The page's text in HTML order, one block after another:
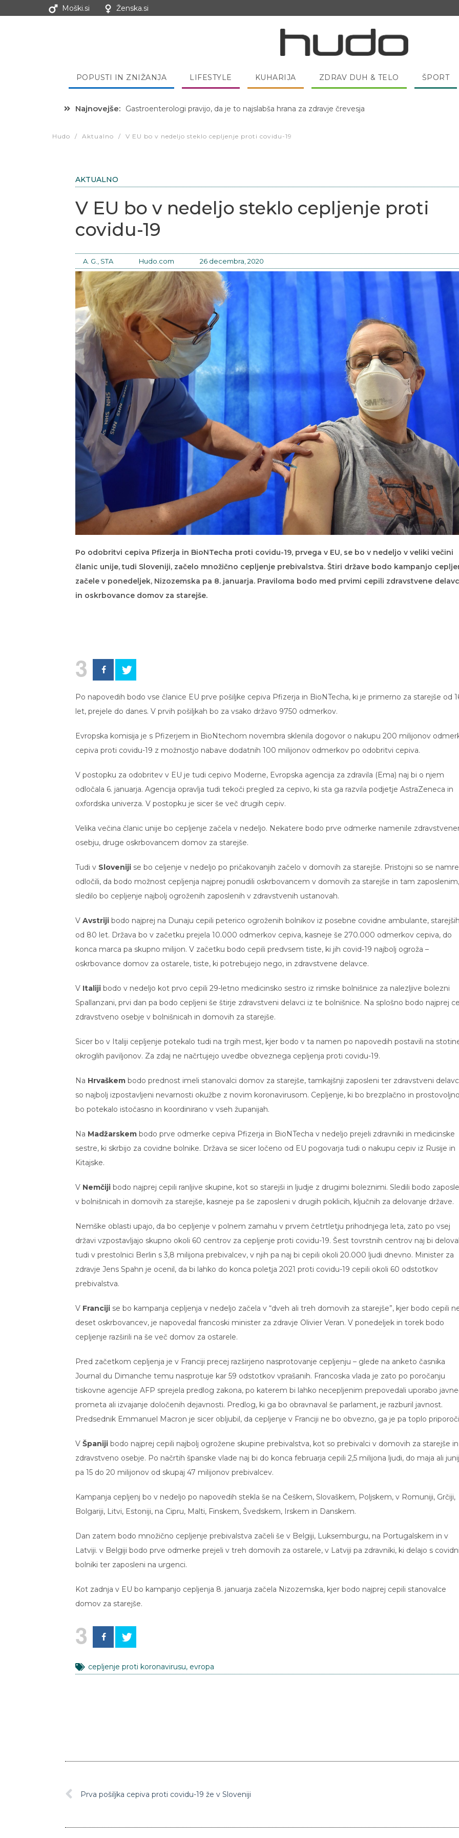
Moški.si Ženska.si
POPUSTI IN ZNIŽANJA LIFESTYLE KUHARIJA ZDRAV DUH & TELO ŠPORT
Najnovejše: Hibernacijska dieta: Zakaj je pred spanjem dobro pojesti žlico medu?
Hudo / Aktualno / V EU bo v nedeljo steklo cepljenje proti covidu-19
AKTUALNO
V EU bo v nedeljo steklo cepljenje proti
covidu-19
A. G., STA Hudo.com 26 decembra, 2020
Po odobritvi cepiva Pfizerja in BioNTecha proti covidu-19, prvega v EU, se bo v nedeljo v veliki večini
članic unije, tudi Sloveniji, začelo množično cepljenje prebivalstva. Štiri države bodo kampanjo
začele v ponedeljek, Nizozemska pa 8. januarja. Praviloma bodo med prvimi cepili zdravstvene
in oskrbovance domov za starejše.
3
Po napovedih bodo vse članice EU prve pošiljke cepiva Pfizerja in BioNTecha, ki je primerno za starejše od
let, prejele do danes. V prvih pošiljkah bo za vsako državo 9750 odmerkov.
Evropska komisija je s Pfizerjem in BioNtechom novembra sklenila dogovor o nakupu 200 milijonov
cepiva proti covidu-19 z možnostjo nabave dodatnih 100 milijonov odmerkov po odobritvi cepiva.
V postopku za odobritev v EU je tudi cepivo Moderne, Evropska agencija za zdravila (Ema) naj bi o njem
odločala 6. januarja. Agencija opravlja tudi tekoči pregled za cepivo, ki sta ga razvila podjetje AstraZeneca in
oxfordska univerza. V postopku je sicer še več drugih cepiv.
Velika večina članic unije bo cepljenje začela v nedeljo. Nekatere bodo prve odmerke namenile
osebju, druge oskrbovancem domov za starejše.
Tudi v Sloveniji se bo celjenje v nedeljo po pričakovanjih začelo v domovih za starejše. Pristojni so se
odločili, da bodo možnost cepljenja najprej ponudili oskrbovancem v domovih za starejše in tam zaposlenim,
sledilo bo cepljenje najbolj ogroženih zaposlenih v zdravstvenih ustanovah.
V Avstriji bodo najprej na Dunaju cepili peterico ogroženih bolnikov iz posebne covidne ambulante, starejših
od 80 let. Država bo v začetku prejela 10.000 odmerkov cepiva, kasneje še 270.000 odmerkov cepiva, do
konca marca pa skupno milijon. V začetku bodo cepili predvsem tiste, ki jih covid-19 najbolj ogroža –
oskrbovance domov za ostarele, tiste, ki potrebujejo nego, in zdravstvene delavce.
V Italiji bodo v nedeljo kot prvo cepili 29-letno medicinsko sestro iz rimske bolnišnice za nalezljive bolezni
Spallanzani, prvi dan pa bodo cepljeni še štirje zdravstveni delavci iz te bolnišnice. Na splošno bodo najprej
zdravstveno osebje v bolnišnicah in domovih za starejše.
Sicer bo v Italiji cepljenje potekalo tudi na trgih mest, kjer bodo v ta namen po napovedih postavili na
okroglih paviljonov. Za zdaj ne načrtujejo uvedbe obveznega cepljenja proti covidu-19.
Na Hrvaškem bodo prednost imeli stanovalci domov za starejše, tamkajšnji zaposleni ter zdravstveni
so najbolj izpostavljeni nevarnosti okužbe z novim koronavirusom. Cepljenje, ki bo brezplačno in
bo potekalo istočasno in koordinirano v vseh županijah.
Na Madžarskem bodo prve odmerke cepiva Pfizerja in BioNTecha v nedeljo prejeli zdravniki in medicinske
sestre, ki skrbijo za covidne bolnike. Država se sicer ločeno od EU pogovarja tudi o nakupu cepiv iz Rusije in
Kitajske.
V Nemčiji bodo najprej cepili ranljive skupine, kot so starejši in ljudje z drugimi boleznimi. Sledili bodo
v bolnišnicah in domovih za starejše, kasneje pa še zaposleni v drugih poklicih, ključnih za delovanje države.
Nemške oblasti upajo, da bo cepljenje v polnem zamahu v prvem četrtletju prihodnjega leta, zato po vsej
državi vzpostavljajo skupno okoli 60 centrov za cepljenje proti covidu-19. Šest tovrstnih centrov naj bi
tudi v prestolnici Berlin s 3,8 milijona prebivalcev, v njih pa naj bi cepili okoli 20.000 ljudi dnevno. Minister za
zdravje Jens Spahn je ocenil, da bi lahko do konca poletja 2021 proti covidu-19 cepili okoli 60 odstotkov
prebivalstva.
V Franciji se bo kampanja cepljenja v nedeljo začela v “dveh ali treh domovih za starejše”, kjer bodo cepili
deset oskrbovancev, je napovedal francoski minister za zdravje Olivier Veran. V ponedeljek in torek bodo
cepljenje razširili na še več domov za ostarele.
Pred začetkom cepljenja je v Franciji precej razširjeno nasprotovanje cepljenju – glede na anketo časnika
Journal du Dimanche temu nasprotuje kar 59 odstotkov vprašanih. Francoska vlada je zato po poročanju
tiskovne agencije AFP sprejela predlog zakona, po katerem bi lahko necepljenim prepovedali uporabo
prometa ali izvajanje določenih dejavnosti. Predlog, ki ga bo obravnaval še parlament, je razburil javnost.
Predsednik Emmanuel Macron je sicer obljubil, da cepljenje v Franciji ne bo obvezno, ga je pa toplo
V Španiji bodo najprej cepili najbolj ogrožene skupine prebivalstva, kot so prebivalci v domovih za starejše in
zdravstveno osebje. Po načrtih španske vlade naj bi do konca februarja cepili 2,5 milijona ljudi, do maja ali
pa 15 do 20 milijonov od skupaj 47 milijonov prebivalcev.
Kampanja cepljenj bo v nedeljo po napovedih stekla še na Češkem, Slovaškem, Poljskem, v Romuniji, Grčiji,
Bolgariji, Litvi, Estoniji, na Cipru, Malti, Finskem, Švedskem, Irskem in Danskem.
Dan zatem bodo množično cepljenje prebivalstva začeli še v Belgiji, Luksemburgu, na Portugalskem in v
Latviji. v Belgiji bodo prve odmerke prejeli v treh domovih za ostarele, v Latviji pa zdravniki, ki delajo s
bolniki ter zaposleni na urgenci.
Kot zadnja v EU bo kampanjo cepljenja 8. januarja začela Nizozemska, kjer bodo najprej cepili stanovalce
domov za starejše.
3
cepljenje proti koronavirusu, evropa
Prva pošiljka cepiva proti covidu-19 že v Sloveniji